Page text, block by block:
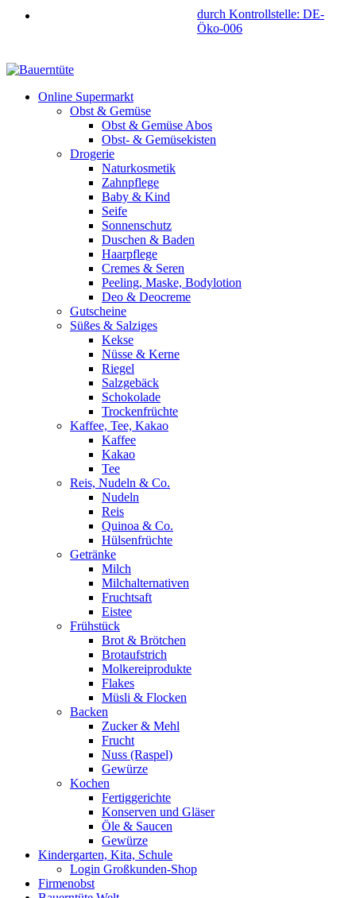
durch Kontrollstelle: DE-
Öko-006
Online Supermarkt
Obst & Gemüse
Obst & Gemüse Abos
Obst- & Gemüsekisten
Drogerie
Naturkosmetik
Zahnpflege
Baby & Kind
Seife
Sonnenschutz
Duschen & Baden
Haarpflege
Cremes & Seren
Peeling, Maske, Bodylotion
Deo & Deocreme
Gutscheine
Süßes & Salziges
Kekse
Nüsse & Kerne
Riegel
Salzgebäck
Schokolade
Trockenfrüchte
Kaffee, Tee, Kakao
Kaffee
Kakao
Tee
Reis, Nudeln & Co.
Nudeln
Reis
Quinoa & Co.
Hülsenfrüchte
Getränke
Milch
Milchalternativen
Fruchtsaft
Eistee
Frühstück
Brot & Brötchen
Brotaufstrich
Molkereiprodukte
Flakes
Müsli & Flocken
Backen
Zucker & Mehl
Frucht
Nuss (Raspel)
Gewürze
Kochen
Fertiggerichte
Konserven und Gläser
Öle & Saucen
Gewürze
Kindergarten, Kita, Schule
Login Großkunden-Shop
Firmenobst